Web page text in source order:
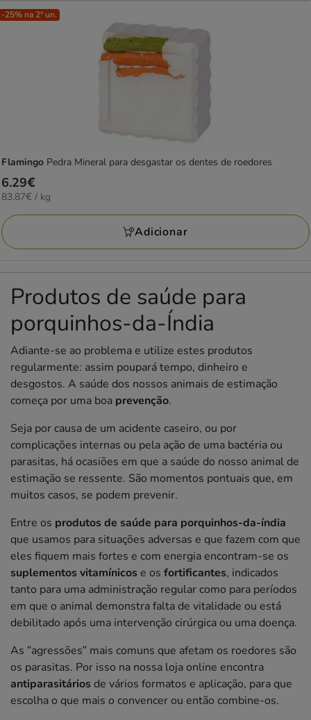
-25% na 2ª un.
Flamingo Pedra Mineral para desgastar os dentes de roedores
Preço
6.29€
6.29€
83.87€
KG
83.87€ / kg
Adicionar
Produtos de saúde para
porquinhos-da-Índia
Adiante-se ao problema e utilize estes produtos
regularmente: assim poupará tempo, dinheiro e
desgostos. A saúde dos nossos animais de estimação
começa por uma boa prevenção.
Seja por causa de um acidente caseiro, ou por
complicações internas ou pela ação de uma bactéria ou
parasitas, há ocasiões em que a saúde do nosso animal de
estimação se ressente. São momentos pontuais que, em
muitos casos, se podem prevenir.
Entre os produtos de saúde para porquinhos-da-índia
que usamos para situações adversas e que fazem com que
eles fiquem mais fortes e com energia encontram-se os
suplementos vitamínicos e os fortificantes, indicados
tanto para uma administração regular como para períodos
em que o animal demonstra falta de vitalidade ou está
debilitado após uma intervenção cirúrgica ou uma doença.
As “agressões” mais comuns que afetam os roedores são
os parasitas. Por isso na nossa loja online encontra
antiparasitários de vários formatos e aplicação, para que
escolha o que mais o convencer ou então combine-os.